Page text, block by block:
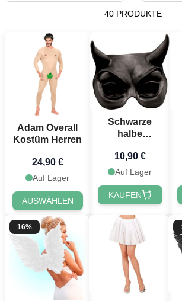
40 PRODUKTE
Adam Overall
Kostüm Herren
24,90 €
Auf Lager
AUSWÄHLEN
Schwarze
halbe
10,90 €
Auf Lager
KAUFEN
16%